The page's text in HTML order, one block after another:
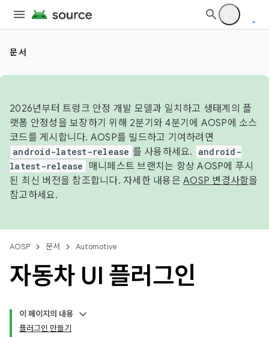
문서
2026년부터 트렁크 안정 개발 모델과 일치하고 생태계의 플
랫폼 안정성을 보장하기 위해 2분기와 4분기에 AOSP에 소스
코드를 게시합니다. AOSP를 빌드하고 기여하려면
android-latest-release 를 사용하세요.
android-
latest-release
매니페스트 브랜치는 항상 AOSP에 푸시
된 최신 버전을 참조합니다. 자세한 내용은 AOSP 변경사항을
참고하세요.
AOSP 문서 Automotive
자동차 UI 플러그인
이 페이지의 내용
플러그인 만들기